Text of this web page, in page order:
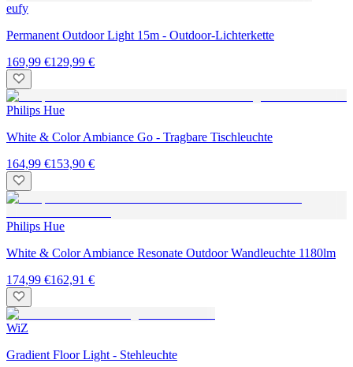
eufy
Permanent Outdoor Light 15m - Outdoor-Lichterkette
169,99 €129,99 €
Philips Hue
White & Color Ambiance Go - Tragbare Tischleuchte
164,99 €153,90 €
Philips Hue
White & Color Ambiance Resonate Outdoor Wandleuchte 1180lm
174,99 €162,91 €
WiZ
Gradient Floor Light - Stehleuchte